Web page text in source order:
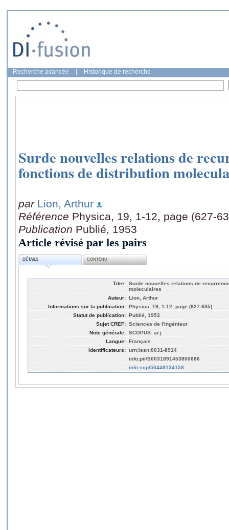
Recherche avancée Historique de recherche
Surde nouvelles relations de
fonctions de distribution
par Lion, Arthur
Référence Physica, 19, 1-12, page (627-
Publication Publié, 1953
Article révisé par les pairs
DÉTAILS CONTENU
Titre: Surde nouvelles relations de
moleculaires
Auteur: Lion, Arthur
Informations sur la publication: Physica, 19, 1-12, page (627-635)
Statut de publication: Publié, 1953
Sujet CREF: Sciences de l'ingénieur
Note générale: SCOPUS: ar.j
Langue: Français
Identificateurs: urn:issn:0031-8914
info:pii/S0031891453800686
info:scp/50449134158